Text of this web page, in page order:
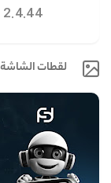
2.4.44
لقطات الشاشة